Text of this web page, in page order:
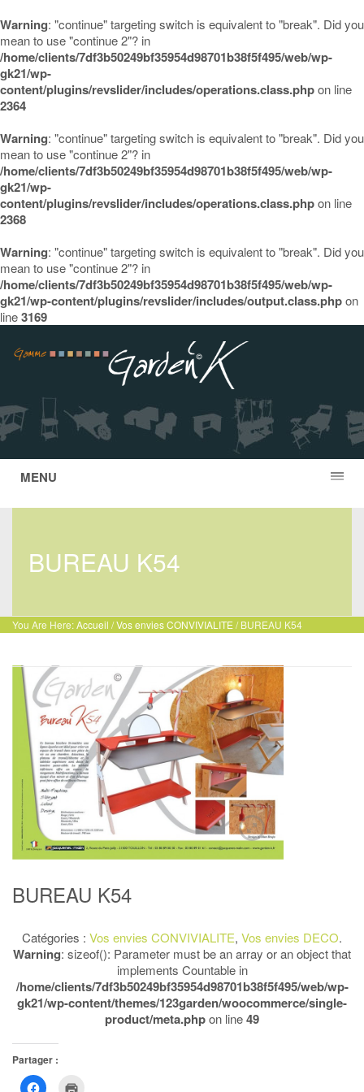
Warning: "continue" targeting switch is equivalent to "break". Did you
mean to use "continue 2"? in
/home/clients/7df3b50249bf35954d98701b38f5f495/web/wp-
gk21/wp-
content/plugins/revslider/includes/operations.class.phpon line
2364
Warning: "continue" targeting switch is equivalent to "break". Did you
mean to use "continue 2"? in
/home/clients/7df3b50249bf35954d98701b38f5f495/web/wp-
gk21/wp-
content/plugins/revslider/includes/operations.class.phpon line
2368
Warning: "continue" targeting switch is equivalent to "break". Did you
mean to use "continue 2"? in
/home/clients/7df3b50249bf35954d98701b38f5f495/web/wp-
gk21/wp-content/plugins/revslider/includes/output.class.phpon
line3169
MENU
BUREAU K54
You Are Here:Accueil /Vos envies CONVIVIALITE / BUREAU K54
BUREAU K54
Catégories : Vos envies CONVIVIALITE, Vos envies DECO.
Warning: sizeof(): Parameter must be an array or an object that
implements Countable in
/home/clients/7df3b50249bf35954d98701b38f5f495/web/wp-
gk21/wp-content/themes/123garden/woocommerce/single-
product/meta.phpon line49
Partager :
Cliquez